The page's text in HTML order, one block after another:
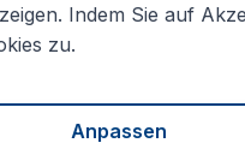
Indem Sie auf
zu.
Anpassen